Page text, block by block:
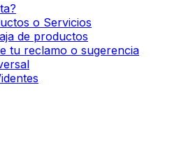
o Servicios
de productos
tu reclamo o sugerencia